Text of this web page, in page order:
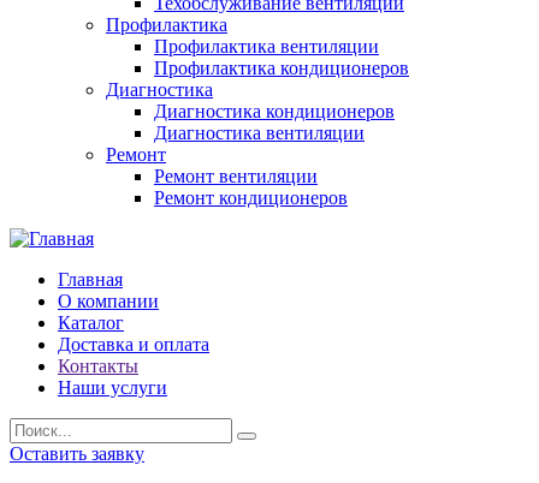
Профилактика
Профилактика вентиляции
Профилактика кондиционеров
Диагностика
Диагностика кондиционеров
Диагностика вентиляции
Ремонт
Ремонт вентиляции
Ремонт кондиционеров
Главная
О компании
Каталог
Доставка и оплата
Контакты
Наши услуги
Оставить заявку